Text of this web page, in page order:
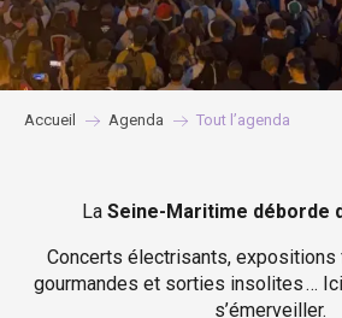
Accueil Agenda Tout l’agenda
La Seine-Maritime déborde
Concerts électrisants,
gourmandes et sorties insolites …
s’émerveiller.